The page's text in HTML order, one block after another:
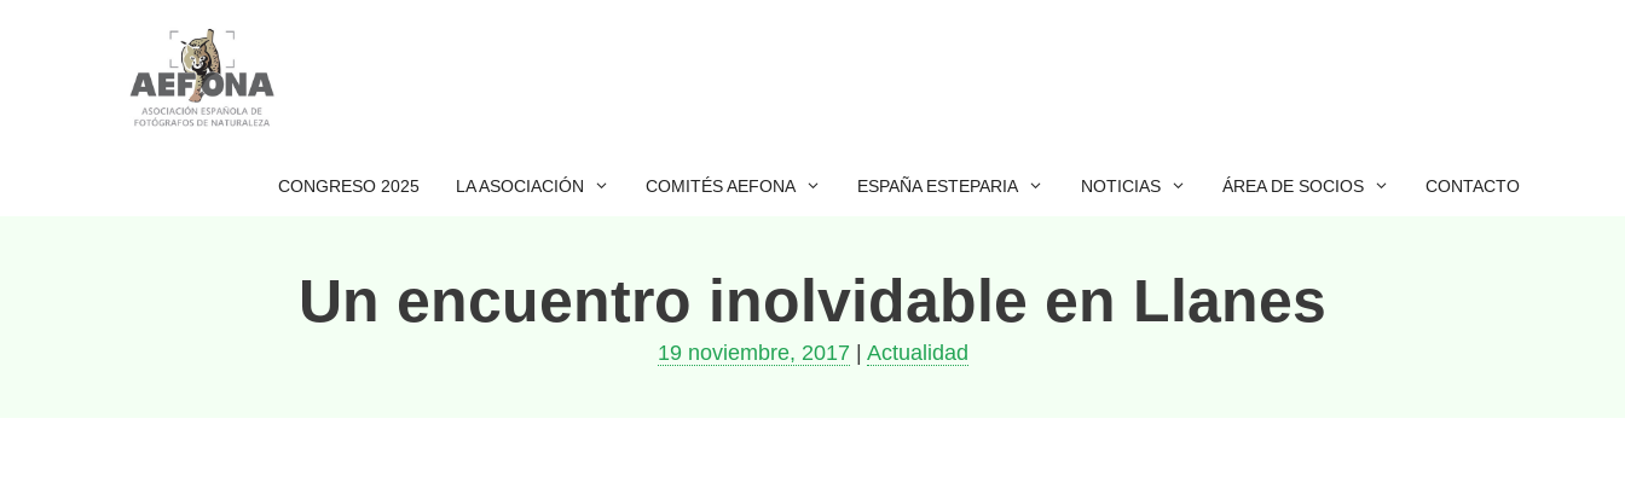
CONGRESO 2025 LA ASOCIACIÓN COMITÉS AEFONA ESPAÑA ESTEPARIA NOTICIAS ÁREA DE SOCIOS CONTACTO
Un encuentro inolvidable en Llanes
19 noviembre, 2017| Actualidad